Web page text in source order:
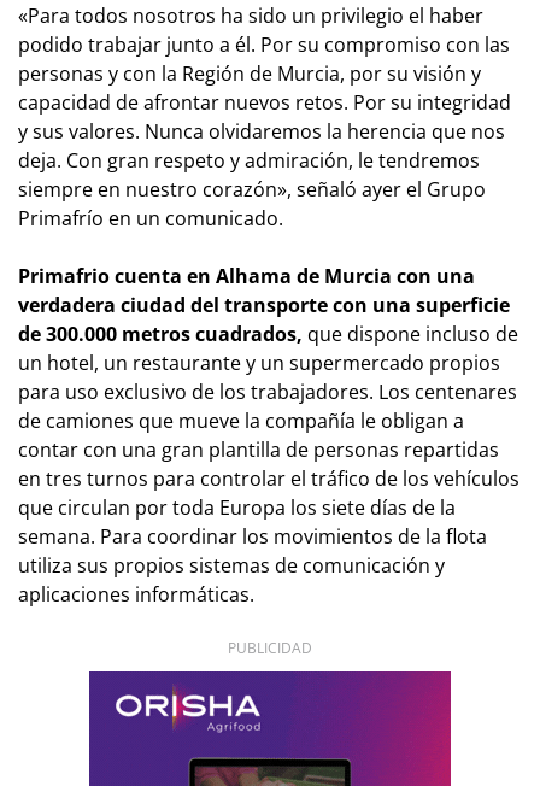
«Para todos nosotros ha sido un privilegio el haber
podido trabajar junto a él. Por su compromiso con las
personas y con la Región de Murcia, por su visión y
capacidad de afrontar nuevos retos. Por su integridad
y sus valores. Nunca olvidaremos la herencia que nos
deja. Con gran respeto y admiración, le tendremos
siempre en nuestro corazón», señaló ayer el Grupo
Primafrío en un comunicado.
Primafrio cuenta en Alhama de Murcia con una
verdadera ciudad del transporte con una superficie
de 300.000 metros cuadrados, que dispone incluso de
un hotel, un restaurante y un supermercado propios
para uso exclusivo de los trabajadores. Los centenares
de camiones que mueve la compañía le obligan a
contar con una gran plantilla de personas repartidas
en tres turnos para controlar el tráfico de los vehículos
que circulan por toda Europa los siete días de la
semana. Para coordinar los movimientos de la flota
utiliza sus propios sistemas de comunicación y
aplicaciones informáticas.
PUBLICIDAD